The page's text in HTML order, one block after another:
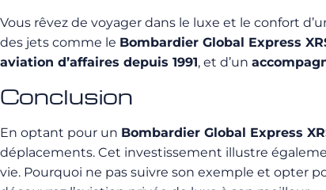
Vous rêvez de voyager dans le luxe et le confort
des jets comme le Bombardier Global Express
aviation d’affaires depuis 1991, et d’un
Conclusion
En optant pour un Bombardier Global Express
déplacements. Cet investissement illustre
vie. Pourquoi ne pas suivre son exemple et opter